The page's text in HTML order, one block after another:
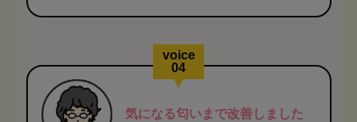
voice
04
気になる匂いまで改善しました